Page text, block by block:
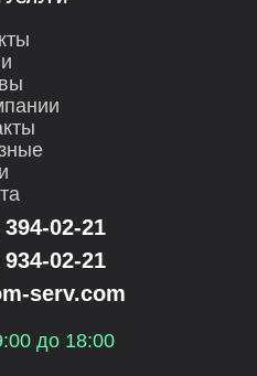
02-21
02-21
serv.com
до 18:00